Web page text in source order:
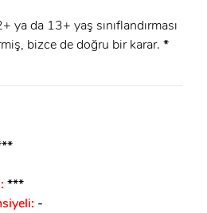
ya da 13+ yaş sınıflandırması
bizce de doğru bir karar. *
***
-